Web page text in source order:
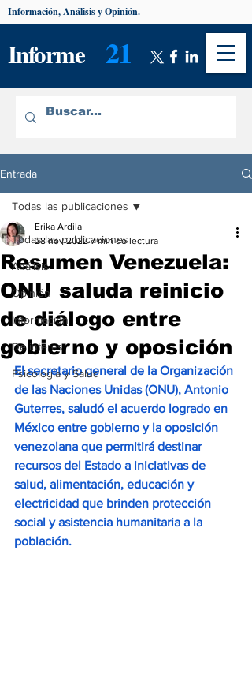
Informe 21
Información, Análisis y Opinión.
Entrada
Todas las publicaciones
Análisis
Opinión
Información
De interés
Psicología y Salud
Todas las publicaciones
Resumen Venezuela:
ONU saluda reinicio
de diálogo entre
gobierno y oposición
Erika Ardila
28 nov 2022 7 min de lectura
El secretario general de la Organización
de las Naciones Unidas (ONU), Antonio
Guterres, saludó el acuerdo logrado en
México entre gobierno y la oposición
venezolana que permitirá destinar
recursos del Estado a iniciativas de
salud, alimentación, educación y
electricidad que brinden protección
social y asistencia humanitaria a la
población.